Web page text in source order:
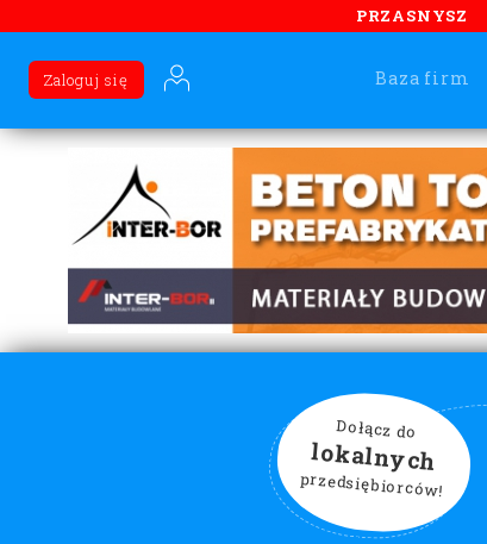
PRZASNYSZ
Baza firm
Zaloguj się
Dołącz do
lokalnych
przedsiębiorców!